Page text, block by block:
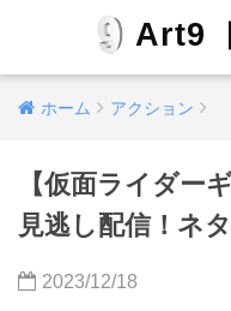
Art9
ホーム アクション
【仮面ライダー
見逃し配信！ネ
2023/12/18